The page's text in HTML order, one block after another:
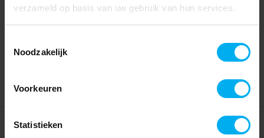
verzameld op basis van uw gebruik van hun services.
Noodzakelijk
Voorkeuren
Statistieken
Home Partners